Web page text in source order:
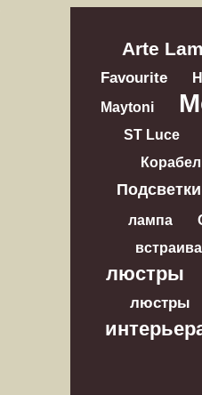
Arte
Favourite
Maytoni
ST Luce
лампа
люстры
люстры